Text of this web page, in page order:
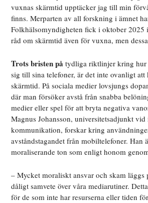
vuxnas skärmtid upptäcker jag till min
finns. Merparten av all forskning i ämnet
Folkhälsomyndigheten fick i oktober 2025
råd om skärmtid även för vuxna, men
Trots bristen på tydliga riktlinjer kring
sig till sina telefoner, är det inte ovanligt att
skärmtid. På sociala medier lovsjungs
där man försöker avstå från snabba
medier eller spel för att bryta negativa
Magnus Johansson, universitetsadjunkt
kommunikation, forskar kring
avståndstagandet från mobiltelefoner. Han
moraliserande ton som enligt honom
– Mycket moraliskt ansvar och skam
dåligt samvete över våra mediarutiner.
för de som inte har resurserna eller tiden